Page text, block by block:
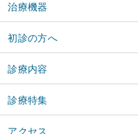
治療機器
初診の方へ
診療内容
診療特集
アクセス